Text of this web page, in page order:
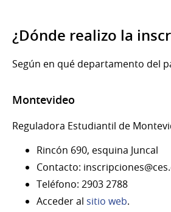
¿Dónde realizo la
Según en qué departamento del
Montevideo
Reguladora Estudiantil de
Rincón 690, esquina Juncal
Contacto:
Teléfono: 2903 2788
Acceder al sitio web.